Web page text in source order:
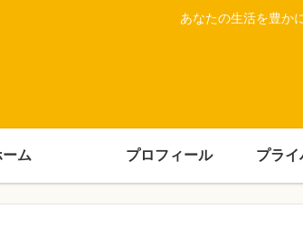
あなたの生活を豊か
ム プロフィール プラ